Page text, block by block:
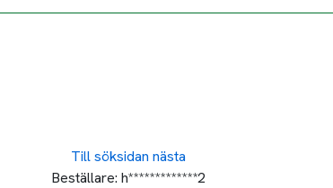
Till söksidan nästa
Beställare: h*************2